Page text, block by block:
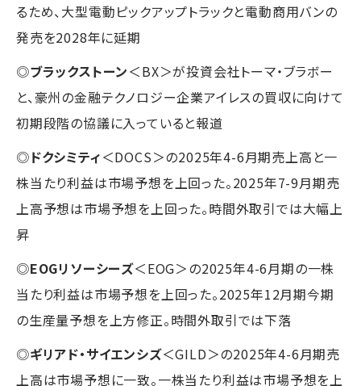
るため、大型電動ピックアップトラックと電動商用バンの
発売を2028年に延期
◎ブラックストーン＜BX＞が投資会社トーマ・ブラボー
と、豪州の金融テクノロジー企業アイレスの買収に向けて
初期段階の協議に入っていると報道
◎ドクシミティ＜DOCS＞の2025年4-6月期売上高と一
株当たり利益は市場予想を上回った。2025年7-9月期売
上高予想は市場予想を上回った。時間外取引では大幅上
昇
◎EOGリソーシーズ＜EOG＞の2025年4-6月期の一株
当たり利益は市場予想を上回った。2025年12月期今期
の生産量予想を上方修正。時間外取引では下落
◎ギリアド・サイエンシズ＜GILD＞の2025年4-6月期売
上高は市場予想に一致。一株当たり利益は市場予想を上